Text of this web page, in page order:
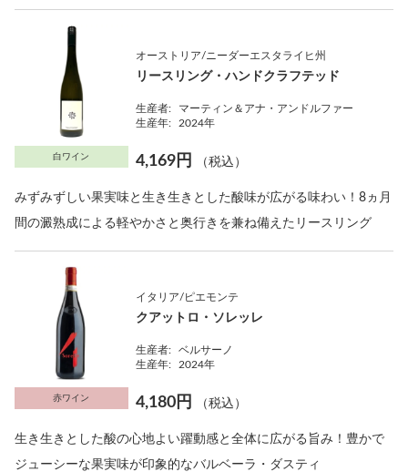
白ワイン
オーストリア/ニーダーエスタライヒ州
リースリング・ハンドクラフテッド
生産者:
マーティン＆アナ・アンドルファー
生産年:
2024年
4,169円 （税込）
みずみずしい果実味と生き生きとした酸味が広がる味わい！8ヵ月
間の澱熟成による軽やかさと奥行きを兼ね備えたリースリング
赤ワイン
イタリア/ピエモンテ
クアットロ・ソレッレ
生産者:
ベルサーノ
生産年:
2024年
4,180円 （税込）
生き生きとした酸の心地よい躍動感と全体に広がる旨み！豊かで
ジューシーな果実味が印象的なバルベーラ・ダスティ